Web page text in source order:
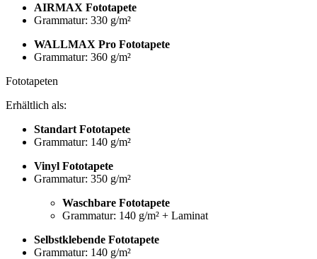
AIRMAX Fototapete
Grammatur: 330 g/m²
WALLMAX Pro Fototapete
Grammatur: 360 g/m²
Fototapeten
Erhältlich als:
Standart Fototapete
Grammatur: 140 g/m²
Vinyl Fototapete
Grammatur: 350 g/m²
Waschbare Fototapete
Grammatur: 140 g/m² + Laminat
Selbstklebende Fototapete
Grammatur: 140 g/m²